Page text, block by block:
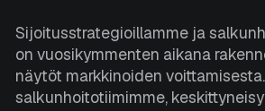
Dokumentaatio
Yhteystiedot
Sijoitusstrategioillamme ja
on vuosikymmenten aikana
näytöt markkinoiden
salkunhoitotiimimme,